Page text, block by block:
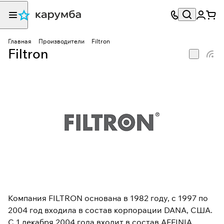
Главная Производители Filtron
Filtron
Компания FILTRON основана в 1982 году, с 1997 по
2004 год входила в состав корпорации DANA, США.
С 1 декабря 2004 года входит в состав AFFINIA